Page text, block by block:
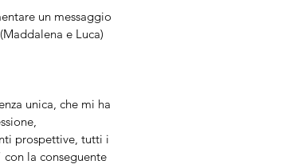
un messaggio
e Luca)
unica, che mi ha
prospettive, tutti i
la conseguente